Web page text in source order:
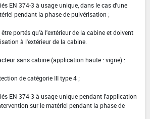
EN 374-3 à usage unique, dans le cas d'une
pendant la phase de pulvérisation ;
portés qu'à l'extérieur de la cabine et doivent
à l'extérieur de la cabine.
sans cabine (application haute : vigne) :
de catégorie III type 4 ;
EN 374-3 à usage unique pendant l'application
sur le matériel pendant la phase de